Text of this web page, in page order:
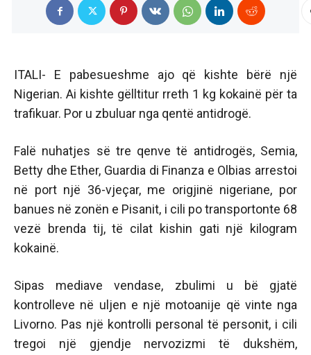
ITALI- E pabesueshme ajo që kishte bërë një
Nigerian. Ai kishte gëlltitur rreth 1 kg kokainë për ta
trafikuar. Por u zbuluar nga qentë antidrogë.
Falë nuhatjes së tre qenve të antidrogës, Semia,
Betty dhe Ether, Guardia di Finanza e Olbias arrestoi
në port një 36-vjeçar, me origjinë nigeriane, por
banues në zonën e Pisanit, i cili po transportonte 68
vezë brenda tij, të cilat kishin gati një kilogram
kokainë.
Sipas mediave vendase, zbulimi u bë gjatë
kontrolleve në uljen e një motoanije që vinte nga
Livorno. Pas një kontrolli personal të personit, i cili
tregoi një gjendje nervozizmi të dukshëm,